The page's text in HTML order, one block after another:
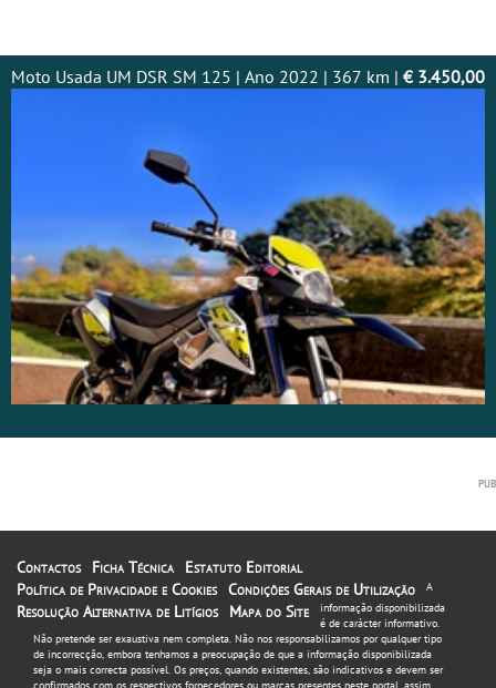
Moto Usada UM DSR SM 125 | Ano 2022 | 367 km | € 3.450,00
Contactos Ficha Técnica
Estatuto Editorial
Política de Privacidade e Cookies Condições Gerais de Utilização
Resolução Alternativa de Litígios
Mapa do Site
A
informação disponibilizada
é de carácter informativo.
Não pretende ser exaustiva nem completa. Não nos responsabilizamos por qualquer tipo
de incorrecção, embora tenhamos a preocupação de que a informação disponibilizada
seja o mais correcta possível. Os preços, quando existentes, são indicativos e devem ser